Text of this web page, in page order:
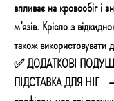
впливає на кровообіг і
м’язів. Крісло з
також використовувати
✅ ДОДАТКОВІ
ПІДСТАВКА ДЛЯ НІГ –